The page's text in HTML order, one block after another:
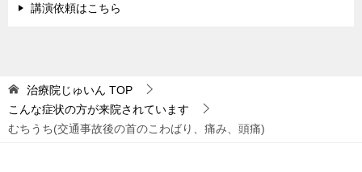
講演依頼はこちら
治療院じゅいん TOP
こんな症状の方が来院されています
むちうち(交通事故後の首のこわばり、痛み、頭痛)